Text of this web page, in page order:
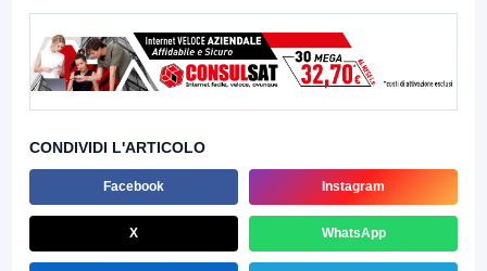
CONDIVIDI L'ARTICOLO
Facebook Instagram
X WhatsApp